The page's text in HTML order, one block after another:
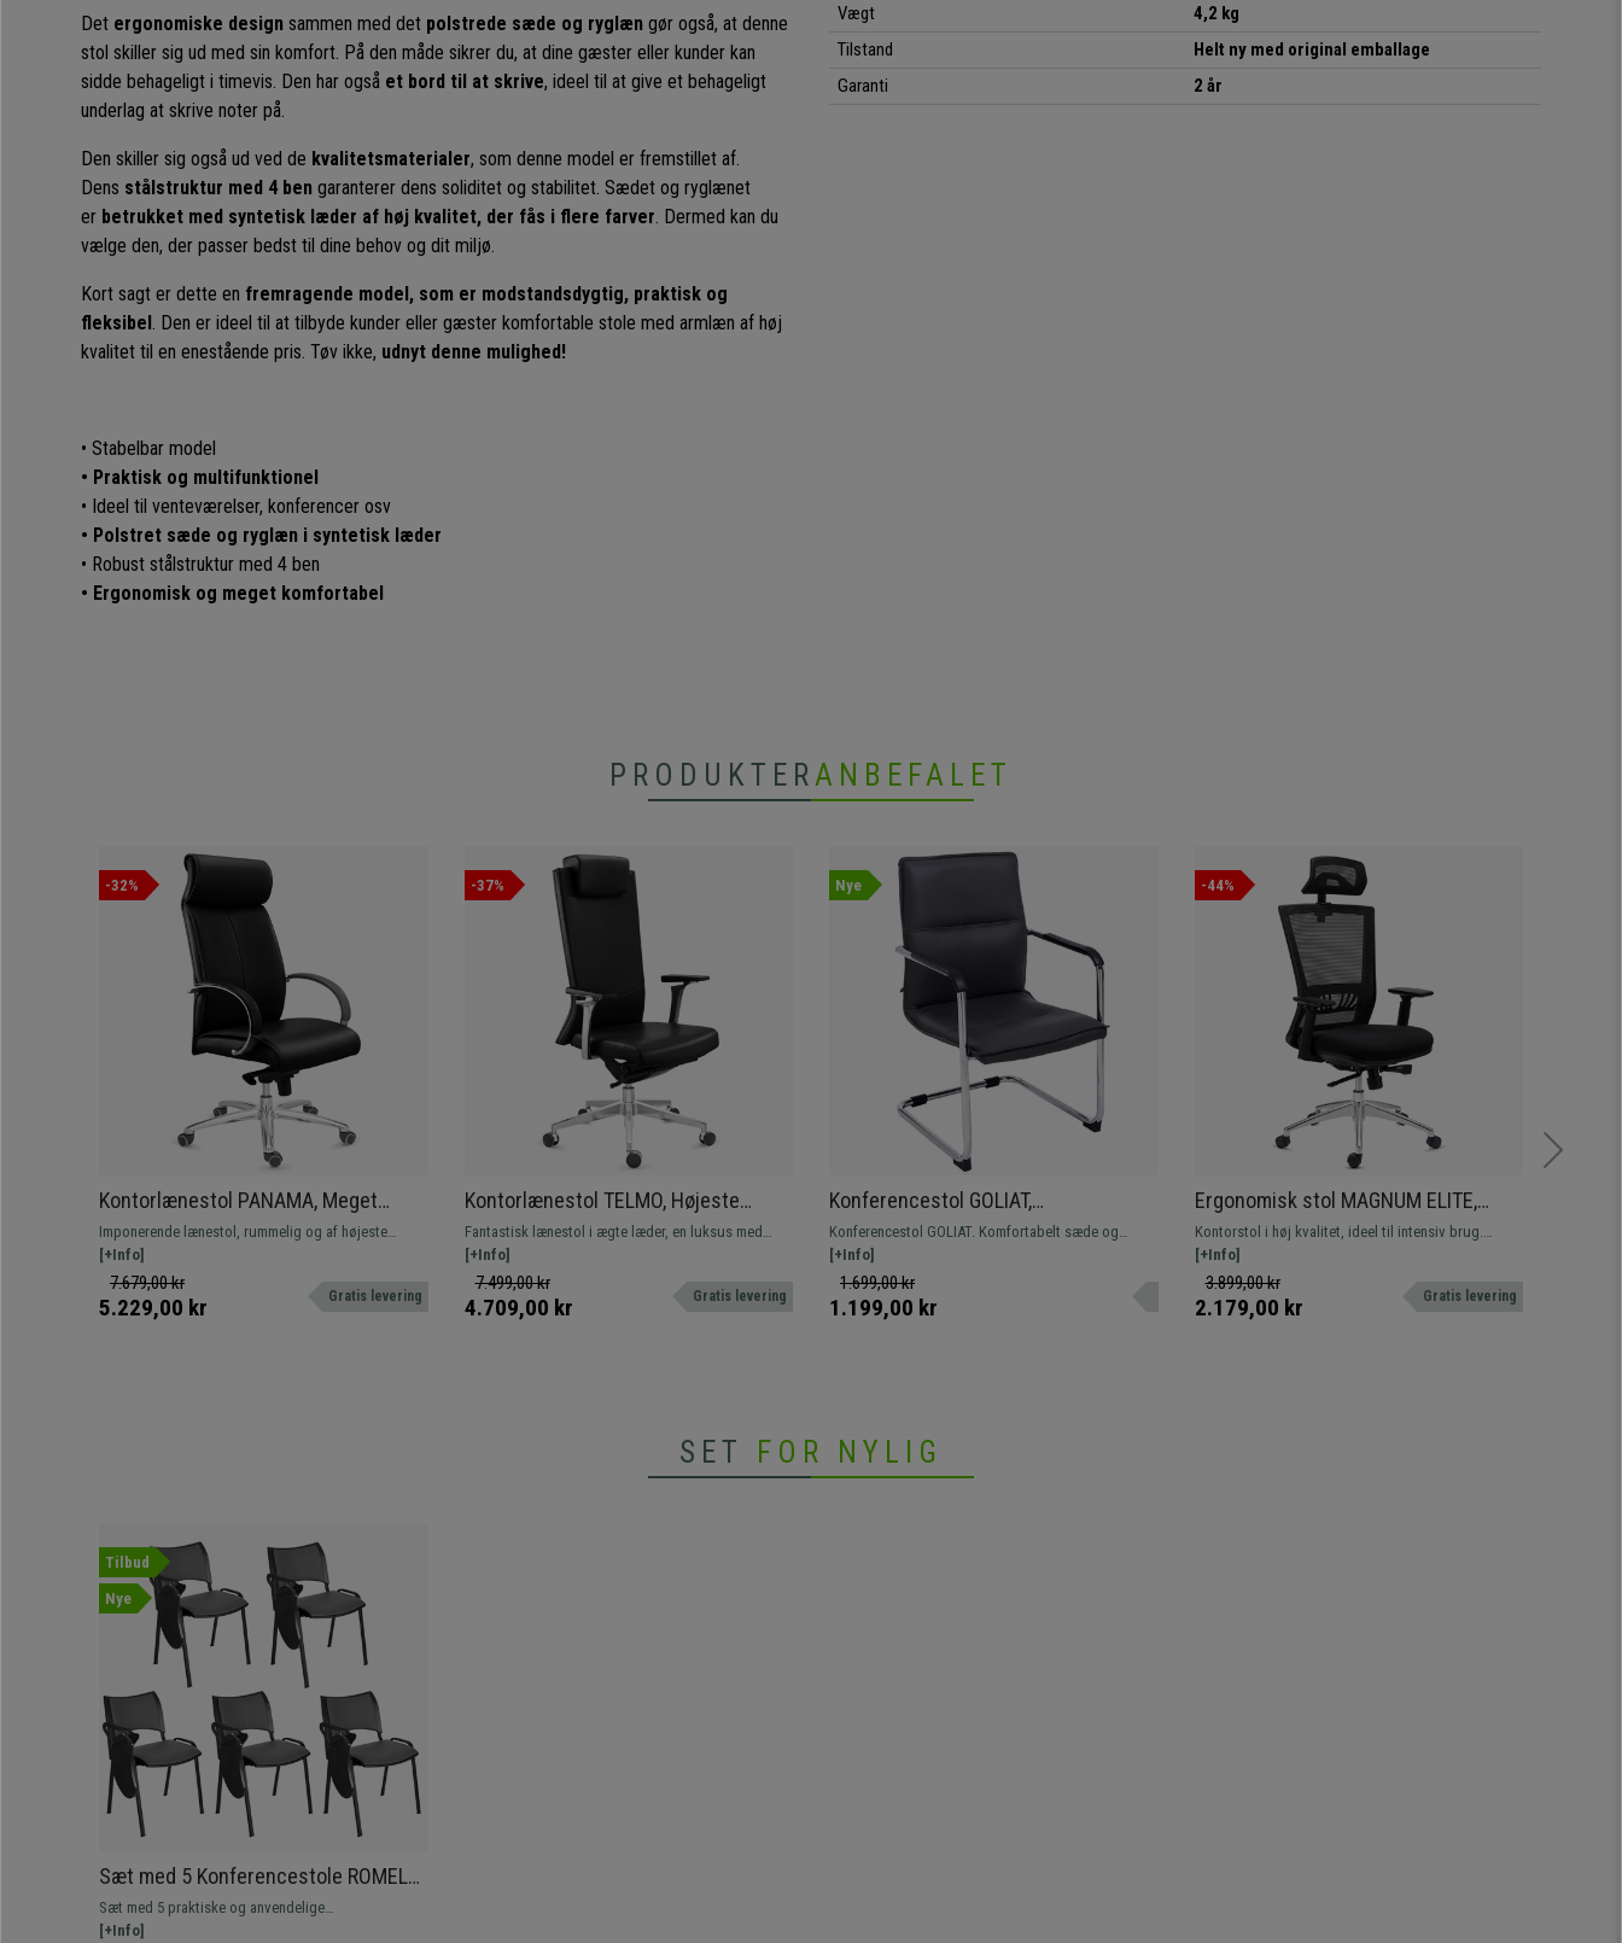
Det ergonomiske design sammen med det polstrede sæde og ryglæn gør også, at denne
stol skiller sig ud med sin komfort. På den måde sikrer du, at dine gæster eller kunder kan
sidde behageligt i timevis. Den har også et bord til at skrive, ideel til at give et behageligt
underlag at skrive noter på.
Den skiller sig også ud ved de kvalitetsmaterialer, som denne model er fremstillet af.
Dens stålstruktur med 4 ben garanterer dens soliditet og stabilitet. Sædet og ryglænet
er betrukket med syntetisk læder af høj kvalitet, der fås i flere farver. Dermed kan du
vælge den, der passer bedst til dine behov og dit miljø.
Kort sagt er dette en fremragende model, som er modstandsdygtig, praktisk og
fleksibel. Den er ideel til at tilbyde kunder eller gæster komfortable stole med armlæn af høj
kvalitet til en enestående pris. Tøv ikke, udnyt denne mulighed!
• Stabelbar model
• Praktisk og multifunktionel
• Ideel til venteværelser, konferencer osv
• Polstret sæde og ryglæn i syntetisk læder
• Robust stålstruktur med 4 ben
• Ergonomisk og meget komfortabel
Vægt
4,2 kg
Tilstand
Helt ny med original emballage
Garanti
2 år
PRODUKTERANBEFALET
-32%
Kontorlænestol PANAMA, Meget
Komfortabel og Elegant, Robust og Af
Høj Kvalitet, Sort Læder
Imponerende lænestol, rummelig og af højeste
kvalitet. Særligt komfortabel og af bedste kvalitet, i
læder og med aluminiumsfod.
[+Info]
7.679,00 kr
5.229,00 kr Gratis levering
-37%
Kontorlænestol TELMO, Højeste
Kvalitet, Elegant Design, Ægte Læder,
I Sort
Fantastisk lænestol i ægte læder, en luksus med
hensyn til design, kvalitet og komfort. Professionel
brug i 8 timer.
[+Info]
7.499,00 kr
4.709,00 kr Gratis levering
Nye
Konferencestol GOLIAT,
Metalstruktur, Bred Polstring og
Elegant Sort Læderdesign
Konferencestol GOLIAT. Komfortabelt sæde og
ryglæn med høj polstring, betrukket med syntetisk
læder af høj kvalitet.
[+Info]
1.699,00 kr
1.199,00 kr
-44%
Ergonomisk stol MAGNUM ELITE,
Nakkestøtte, 8 timers brug,
Aluminiumsfod, Lændestøtte, Sort
Kontorstol i høj kvalitet, ideel til intensiv brug.
Kombinerer elegant design med førsteklasses
udførelse og komfort.
[+Info]
3.899,00 kr
2.179,00 kr Gratis levering
SET FOR NYLIG
Tilbud
Nye
Sæt med 5 Konferencestole ROMEL
MED BORD LÆDER, Behageligt
Polstrede, Stabelbare, Sorte Ben, I
Sæt med 5 praktiske og anvendelige
konferencestole ROMEL MED BORD LÆDER.
[+Info]